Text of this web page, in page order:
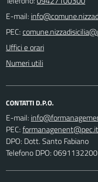
E-mail:
PEC:
Uffici e orari
Numeri utili
CONTATTI D.P.O.
E-mail:
PEC:
DPO: Dott. Santo Fabiano
Telefono DPO: 0691132200